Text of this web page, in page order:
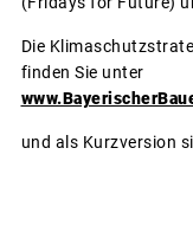
Die
finden Sie unter
und als Kurzversion